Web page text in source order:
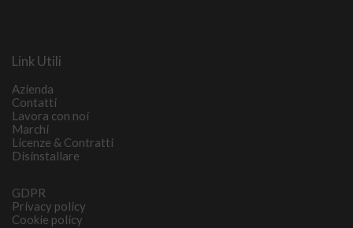
Link Utili
Azienda
Contatti
Lavora con noi
Marchi
Licenze & Contratti
Disinstallare
GDPR
Privacy policy
Cookie policy